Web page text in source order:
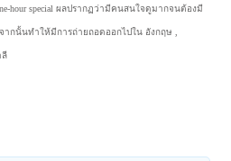
hour special ผลปรากฏว่ามีคนสนใจดูมากจนต้องมี
ากนั้นทำให้มีการถ่ายถอดออกไปใน อังกฤษ ,
ลี